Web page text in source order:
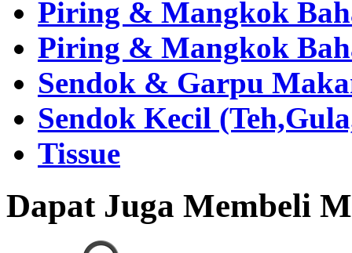
Piring & Mangkok
Piring & Mangkok
Sendok & Garpu
Sendok Kecil
Tissue
Dapat Juga Membeli